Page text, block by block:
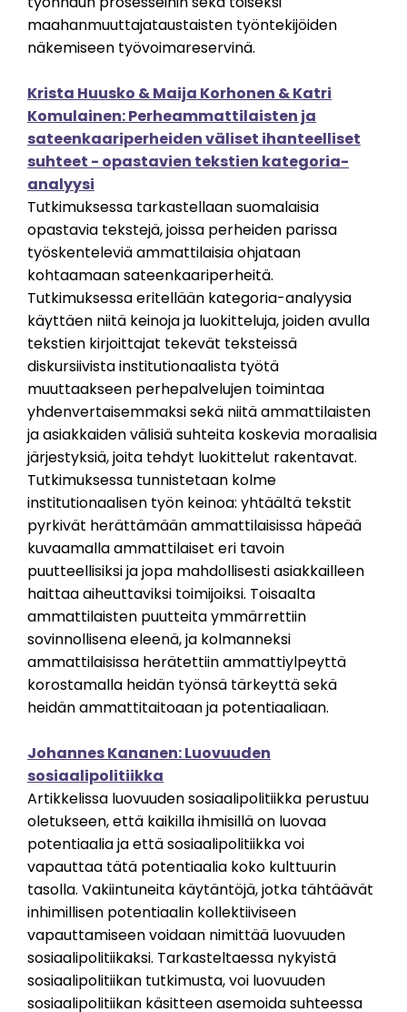
maahanmuuttajataustaisten työntekijöiden
näkemiseen työvoimareservinä.
Krista Huusko & Maija Korhonen & Katri
Komulainen: Perheammattilaisten ja
sateenkaariperheiden väliset ihanteelliset
suhteet - opastavien tekstien kategoria-
analyysi
Tutkimuksessa tarkastellaan suomalaisia
opastavia tekstejä, joissa perheiden parissa
työskenteleviä ammattilaisia ohjataan
kohtaamaan sateenkaariperheitä.
Tutkimuksessa eritellään kategoria-analyysia
käyttäen niitä keinoja ja luokitteluja, joiden avulla
tekstien kirjoittajat tekevät teksteissä
diskursiivista institutionaalista työtä
muuttaakseen perhepalvelujen toimintaa
yhdenvertaisemmaksi sekä niitä ammattilaisten
ja asiakkaiden välisiä suhteita koskevia moraalisia
järjestyksiä, joita tehdyt luokittelut rakentavat.
Tutkimuksessa tunnistetaan kolme
institutionaalisen työn keinoa: yhtäältä tekstit
pyrkivät herättämään ammattilaisissa häpeää
kuvaamalla ammattilaiset eri tavoin
puutteellisiksi ja jopa mahdollisesti asiakkailleen
haittaa aiheuttaviksi toimijoiksi. Toisaalta
ammattilaisten puutteita ymmärrettiin
sovinnollisena eleenä, ja kolmanneksi
ammattilaisissa herätettiin ammattiylpeyttä
korostamalla heidän työnsä tärkeyttä sekä
heidän ammattitaitoaan ja potentiaaliaan.
Johannes Kananen: Luovuuden
sosiaalipolitiikka
Artikkelissa luovuuden sosiaalipolitiikka perustuu
oletukseen, että kaikilla ihmisillä on luovaa
potentiaalia ja että sosiaalipolitiikka voi
vapauttaa tätä potentiaalia koko kulttuurin
tasolla. Vakiintuneita käytäntöjä, jotka tähtäävät
inhimillisen potentiaalin kollektiiviseen
vapauttamiseen voidaan nimittää luovuuden
sosiaalipolitiikaksi. Tarkasteltaessa nykyistä
sosiaalipolitiikan tutkimusta, voi luovuuden
sosiaalipolitiikan käsitteen asemoida suhteessa